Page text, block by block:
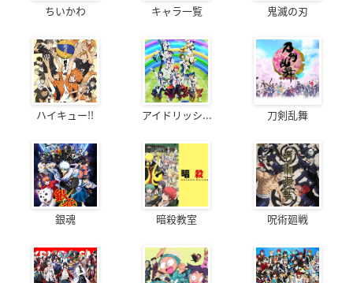
ちいかわ キャラ一覧 鬼滅の刃
ハイキュー!! アイドリッシ... 刀剣乱舞
銀魂 暗殺教室 呪術廻戦